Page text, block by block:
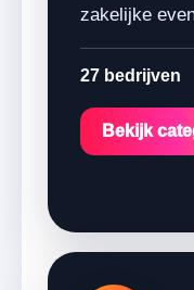
zakelijke
27 bedrijven
Bekijk